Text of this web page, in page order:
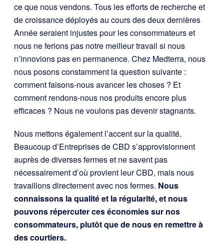
ce que nous vendons. Tous les efforts de recherche et
de croissance déployés au cours des deux dernières
Année seraient injustes pour les consommateurs et
nous ne ferions pas notre meilleur travail si nous
n’innovions pas en permanence. Chez Medterra, nous
nous posons constamment la question suivante :
comment faisons-nous avancer les choses ? Et
comment rendons-nous nos produits encore plus
efficaces ? Nous ne voulons pas devenir stagnants.
Nous mettons également l’accent sur la qualité.
Beaucoup d’Entreprises de CBD s’approvisionnent
auprès de diverses fermes et ne savent pas
nécessairement d’où provient leur CBD, mais nous
travaillons directement avec nos fermes. Nous
connaissons la qualité et la régularité, et nous
pouvons répercuter ces économies sur nos
consommateurs, plutôt que de nous en remettre à
des courtiers.